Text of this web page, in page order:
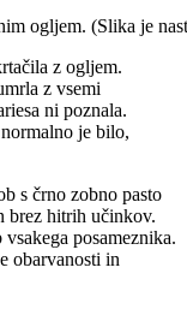
ogljem. (Slika je
z ogljem.
z vsemi
ni poznala.
je bilo,
s črno zobno pasto
brez hitrih učinkov.
posameznika.
obarvanosti in